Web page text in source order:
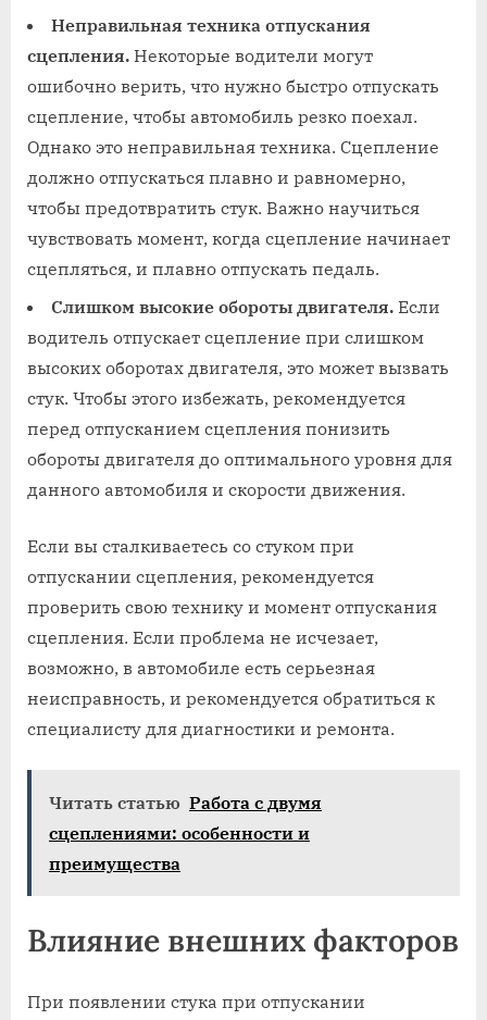
Неправильная техника отпускания
сцепления. Некоторые водители могут
ошибочно верить, что нужно быстро отпускать
сцепление, чтобы автомобиль резко поехал.
Однако это неправильная техника. Сцепление
должно отпускаться плавно и равномерно,
чтобы предотвратить стук. Важно научиться
чувствовать момент, когда сцепление начинает
сцепляться, и плавно отпускать педаль.
Слишком высокие обороты двигателя. Если
водитель отпускает сцепление при слишком
высоких оборотах двигателя, это может вызвать
стук. Чтобы этого избежать, рекомендуется
перед отпусканием сцепления понизить
обороты двигателя до оптимального уровня для
данного автомобиля и скорости движения.
Если вы сталкиваетесь со стуком при
отпускании сцепления, рекомендуется
проверить свою технику и момент отпускания
сцепления. Если проблема не исчезает,
возможно, в автомобиле есть серьезная
неисправность, и рекомендуется обратиться к
специалисту для диагностики и ремонта.
Читать статью Работа с двумя
сцеплениями: особенности и
преимущества
Влияние внешних факторов
При появлении стука при отпускании